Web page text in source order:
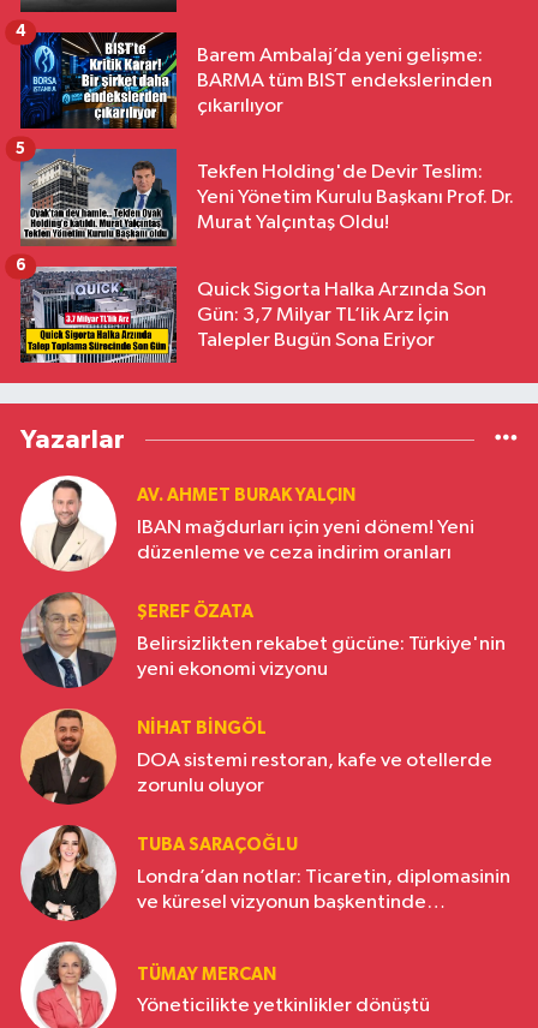
Barem Ambalaj’da yeni gelişme:
BARMA tüm BIST endekslerinden
çıkarılıyor
4
Tekfen Holding'de Devir Teslim:
Yeni Yönetim Kurulu Başkanı Prof. Dr.
Murat Yalçıntaş Oldu!
5
Quick Sigorta Halka Arzında Son
Gün: 3,7 Milyar TL’lik Arz İçin
Talepler Bugün Sona Eriyor
6
Yazarlar
AV. AHMET BURAK YALÇIN
IBAN mağdurları için yeni dönem! Yeni
düzenleme ve ceza indirim oranları
ŞEREF ÖZATA
Belirsizlikten rekabet gücüne: Türkiye'nin
yeni ekonomi vizyonu
NIHAT BINGÖL
DOA sistemi restoran, kafe ve otellerde
zorunlu oluyor
TUBA SARAÇOĞLU
Londra’dan notlar: Ticaretin, diplomasinin
ve küresel vizyonun başkentinde
TÜMAY MERCAN
Yöneticilikte yetkinlikler dönüştü